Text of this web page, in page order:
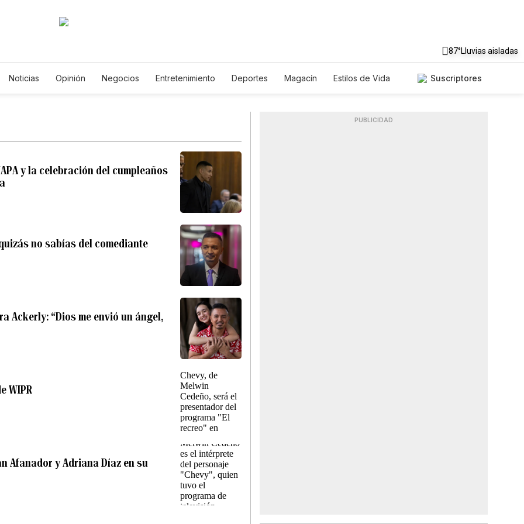
87°Lluvias aisladas
Noticias Opinión Negocios Entretenimiento Deportes Magacín
Estilos de Vida
Suscriptores
y la celebración del cumpleaños
no sabías del comediante
Ackerly: “Dios me envió un ángel,
WIPR
Afanador y Adriana Díaz en su
PUBLICIDAD